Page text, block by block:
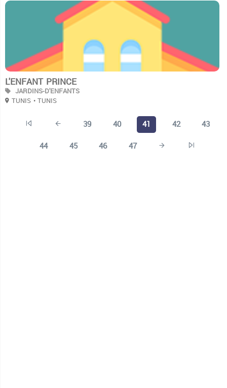
L'ENFANT PRINCE
JARDINS-D'ENFANTS
TUNIS • TUNIS
39 40 41 42
43
44
45 46 47